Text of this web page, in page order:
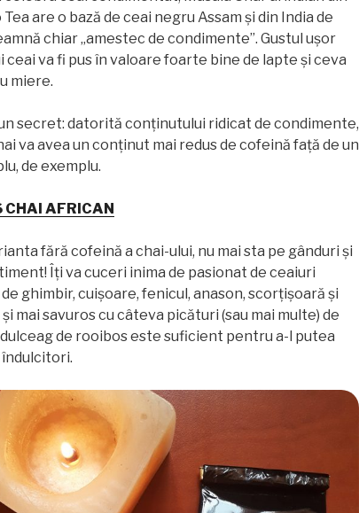
Tea are o bază de ceai negru Assam și din India de
chiar „amestec de condimente”. Gustul ușor
ceai va fi pus în valoare foarte bine de lapte și ceva
miere.
secret: datorită conținutului ridicat de condimente,
va avea un conținut mai redus de cofeină față de un
de exemplu.
CHAI AFRICAN
fără cofeină a chai-ului, nu mai sta pe gânduri și
Îți va cuceri inima de pasionat de ceaiuri
ghimbir, cuișoare, fenicul, anason, scorțișoară și
mai savuros cu câteva picături (sau mai multe) de
de rooibos este suficient pentru a-l putea
îndulcitori.